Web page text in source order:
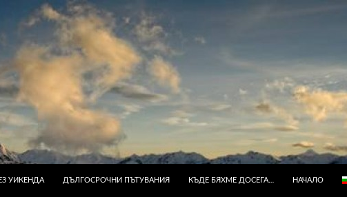
УИКЕНДА
ДЪЛГОСРОЧНИ ПЪТУВАНИЯ КЪДЕ БЯХМЕ ДОСЕГА… НАЧАЛО